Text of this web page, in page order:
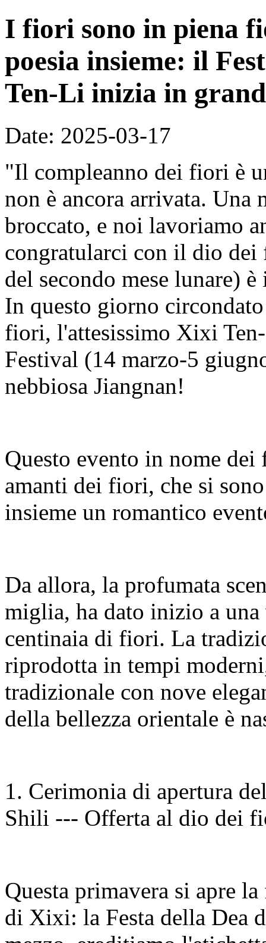
I fiori sono in piena
poesia insieme: il
Ten-Li inizia in
Date: 2025-03-17
"Il compleanno dei fiori è
non è ancora arrivata.
broccato, e noi lavoriamo
congratularci con il dio
del secondo mese lunare)
In questo giorno
fiori, l'attesissimo Xixi
Festival (14 marzo-5
nebbiosa Jiangnan!
Questo evento in nome
amanti dei fiori, che si
insieme un romantico
Da allora, la profumata
miglia, ha dato inizio a
centinaia di fiori. La
riprodotta in tempi
tradizionale con nove
della bellezza orientale è
1. Cerimonia di apertura
Shili --- Offerta al dio dei
Questa primavera si apre
di Xixi: la Festa della Dea